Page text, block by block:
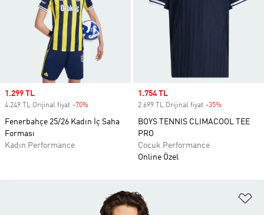
Sale price
1.299 TL
4.249 TL Orijinal fiyat -70%
Fenerbahçe 25/26 Kadın İç Saha
Forması
Kadın Performance
Sale price
1.754 TL
2.699 TL Orijinal fiyat -35%
BOYS TENNIS CLIMACOOL TEE
PRO
Çocuk Performance
Online Özel